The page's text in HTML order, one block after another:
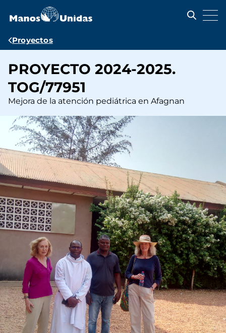
contenido
Ruta
navegación
Proyectos
PROYECTO 2024-2025.
TOG/77951
Mejora de la atención pediátrica en Afagnan